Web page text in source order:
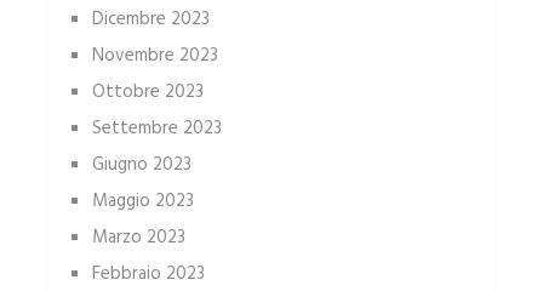
Dicembre 2023
Novembre 2023
Ottobre 2023
Settembre 2023
Giugno 2023
Maggio 2023
Marzo 2023
Febbraio 2023